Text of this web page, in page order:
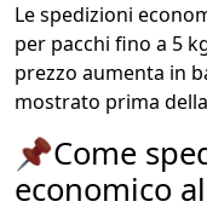
Le spedizioni
per pacchi fino a 5
prezzo aumenta in
mostrato prima
📌Come
economico